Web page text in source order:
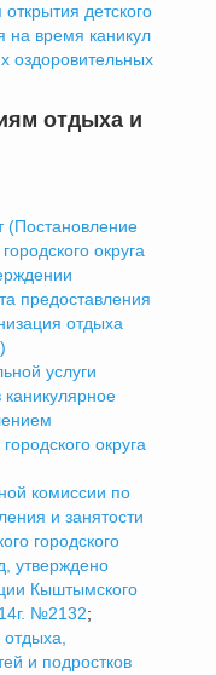
детского
на время каникул
оздоровительных
отдыха и
(Постановление
округа
предоставления
отдыха
услуги
округа
комиссии по
и занятости
городского
утверждено
Кыштымского
№2132;
и подростков